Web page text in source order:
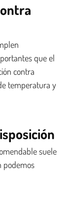
que el
contra
temperatura y
suele
podemos